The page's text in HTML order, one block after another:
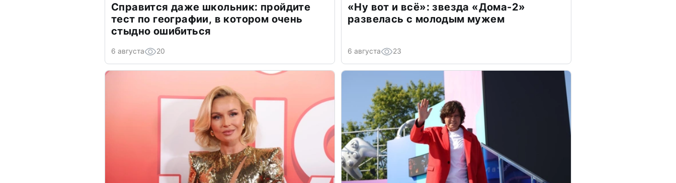
Справится даже школьник: пройдите
тест по географии, в котором очень
стыдно ошибиться
6 августа 20
«Ну вот и всё»: звезда «Дома-2»
развелась с молодым мужем
6 августа 23